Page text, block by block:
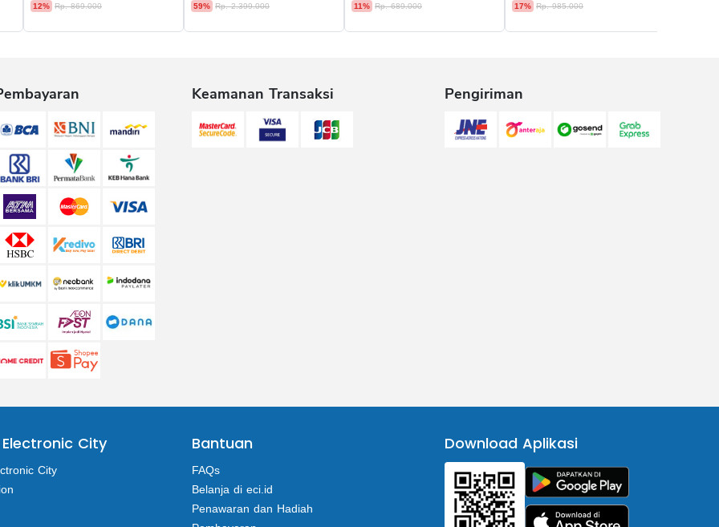
12% Rp. 869.000 59% Rp. 2.399.000 11% Rp. 689.000 17% Rp. 985.000
Keamanan Transaksi Pengiriman
City
City
Bantuan
FAQs
Belanja di eci.id
Penawaran dan Hadiah
Download Aplikasi